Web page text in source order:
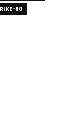
KE-80